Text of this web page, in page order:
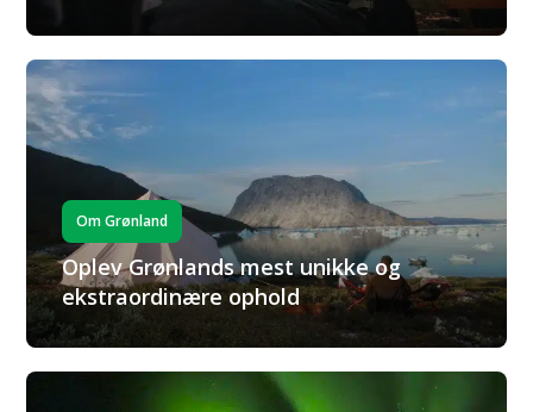
Om Grønland
Oplev Grønlands mest unikke og
ekstraordinære ophold